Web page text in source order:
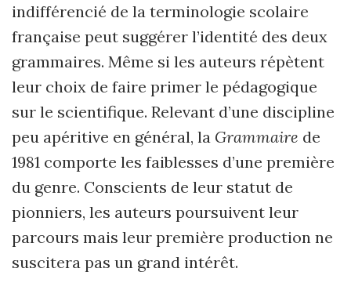
indifférencié de la terminologie scolaire
française peut suggérer l’identité des deux
grammaires. Même si les auteurs répètent
leur choix de faire primer le pédagogique
sur le scientifique. Relevant d’une discipline
peu apéritive en général, la Grammaire de
1981 comporte les faiblesses d’une première
du genre. Conscients de leur statut de
pionniers, les auteurs poursuivent leur
parcours mais leur première production ne
suscitera pas un grand intérêt.